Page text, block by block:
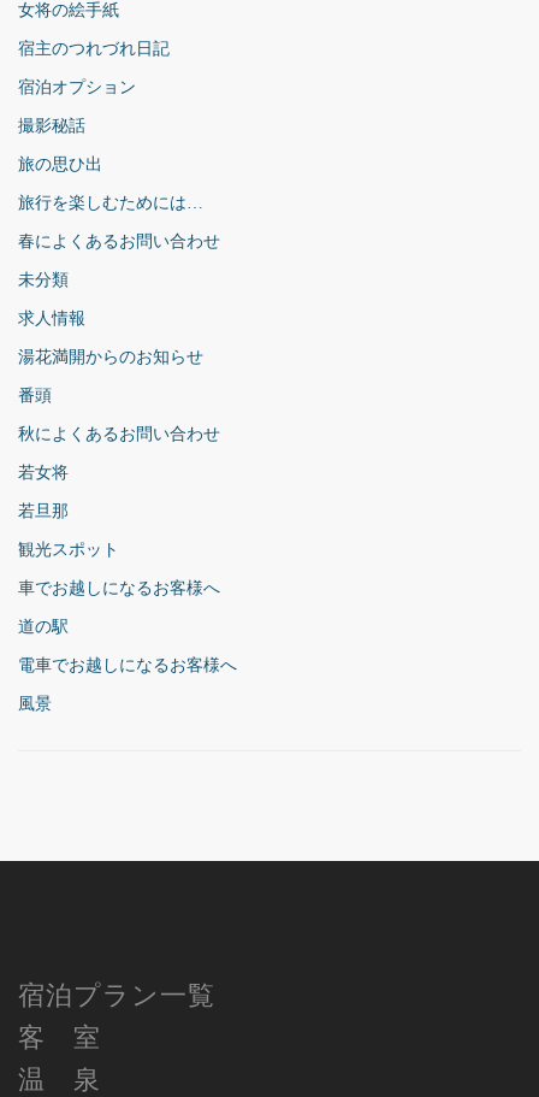
女将の絵手紙
宿主のつれづれ日記
宿泊オプション
撮影秘話
旅の思ひ出
旅行を楽しむためには…
春によくあるお問い合わせ
未分類
求人情報
湯花満開からのお知らせ
番頭
秋によくあるお問い合わせ
若女将
若旦那
観光スポット
車でお越しになるお客様へ
道の駅
電車でお越しになるお客様へ
風景
宿泊プラン一覧
客 室
温 泉